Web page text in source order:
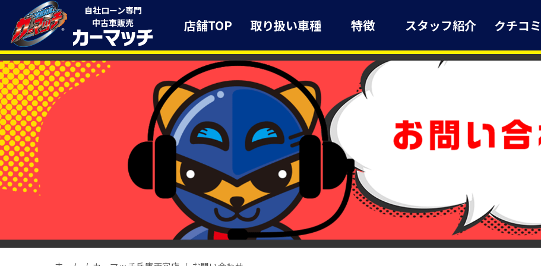
自社ローン専門
中古車販売
店舗TOP 取り扱い車種 特徴 スタッフ紹介 クチコミ